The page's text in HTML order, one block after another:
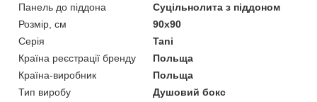
Панель до піддона
Суцільнолита з піддоном
Розмір, см
90x90
Серія
Tani
Країна реєстрації бренду
Польща
Країна-виробник
Польща
Тип виробу
Душовий бокс